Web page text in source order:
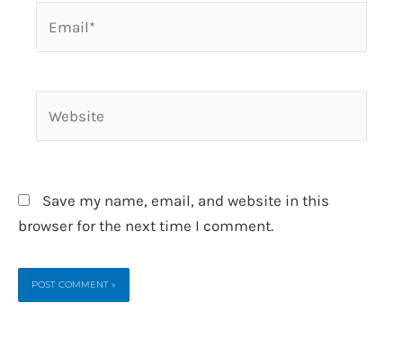
Save my name, email, and website in this
browser for the next time I comment.